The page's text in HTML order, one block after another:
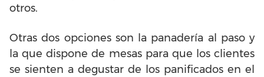
otros.
Otras dos opciones son la panadería al paso y
la que dispone de mesas para que los clientes
se sienten a degustar de los panificados en el